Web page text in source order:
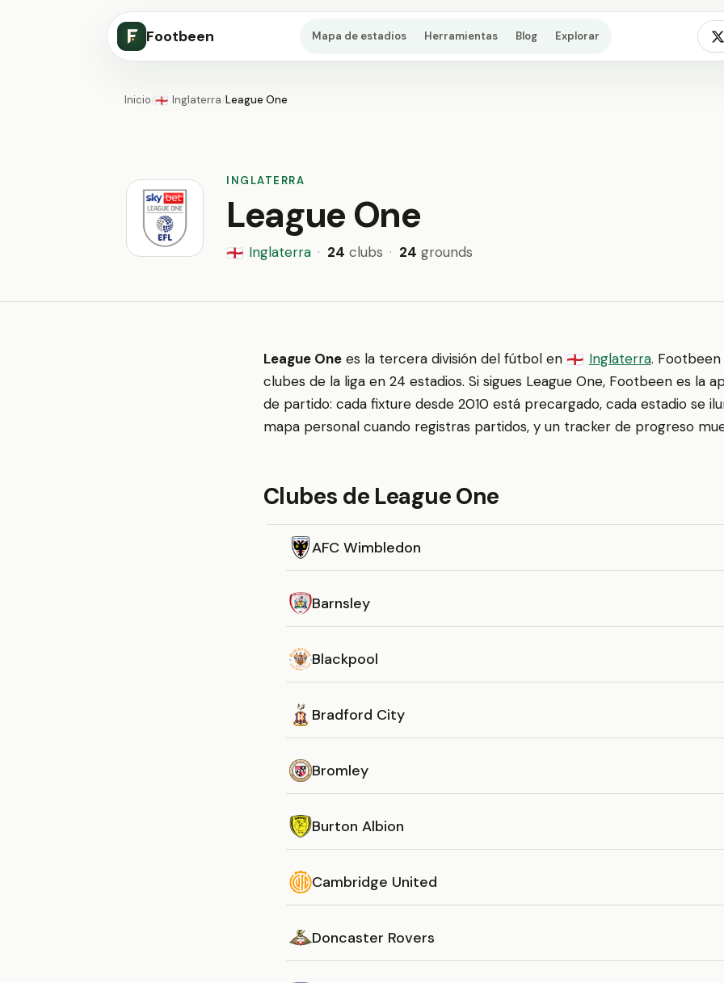
Footbeen Mapa de estadios Herramientas Blog Explorar
Inicio/🏴󠁧󠁢󠁥󠁮󠁧󠁿 Inglaterra/League One
INGLATERRA
League One
🏴󠁧󠁢󠁥󠁮󠁧󠁿 Inglaterra · 24 clubs · 24 grounds
League One es la tercera división del fútbol en 🏴󠁧󠁢󠁥󠁮󠁧󠁿 Inglaterra. Footbeen
clubes de la liga en 24 estadios. Si sigues League One, Footbeen es la
de partido: cada fixture desde 2010 está precargado, cada estadio se
mapa personal cuando registras partidos, y un tracker de progreso
Clubes de League One
AFC Wimbledon
Barnsley
Blackpool
Bradford City
Bromley
Burton Albion
Cambridge United
Doncaster Rovers